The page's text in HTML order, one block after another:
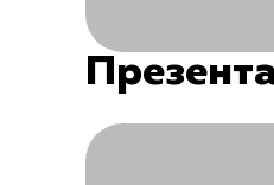
Вы должны войти